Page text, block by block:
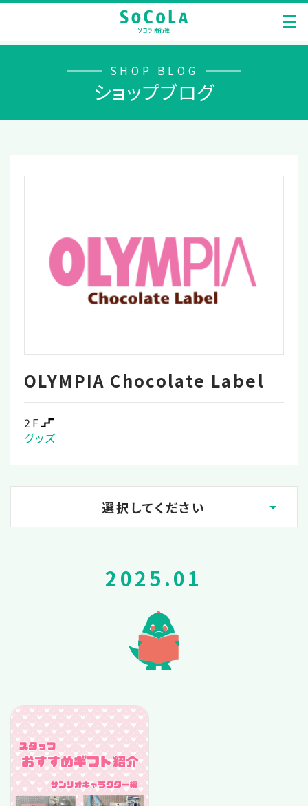
SHOP BLOG
ショップブログ
OLYMPIA Chocolate Label
2F
グッズ
選択してください
2026.03
2025.10
2025.06
2025.04
2025.03
2025.02
2025.01